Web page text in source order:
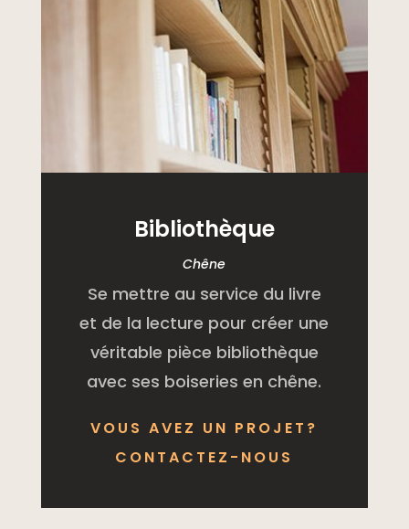
Bibliothèque
Chêne
Se mettre au service du livre
et de la lecture pour créer une
véritable pièce bibliothèque
avec ses boiseries en chêne.
VOUS AVEZ UN PROJET?
CONTACTEZ-NOUS